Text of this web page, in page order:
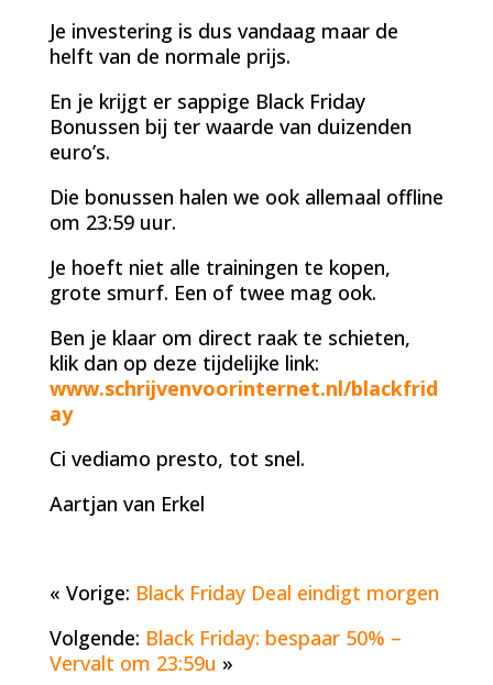
Je investering is dus vandaag maar de
helft van de normale prijs.
En je krijgt er sappige Black Friday
Bonussen bij ter waarde van duizenden
euro’s.
Die bonussen halen we ook allemaal offline
om 23:59 uur.
Je hoeft niet alle trainingen te kopen,
grote smurf. Een of twee mag ook.
Ben je klaar om direct raak te schieten,
klik dan op deze tijdelijke link:
www.schrijvenvoorinternet.nl/blackfrid
ay
Ci vediamo presto, tot snel.
Aartjan van Erkel
« Vorige: Black Friday Deal eindigt morgen
Volgende: Black Friday: bespaar 50% –
Vervalt om 23:59u »